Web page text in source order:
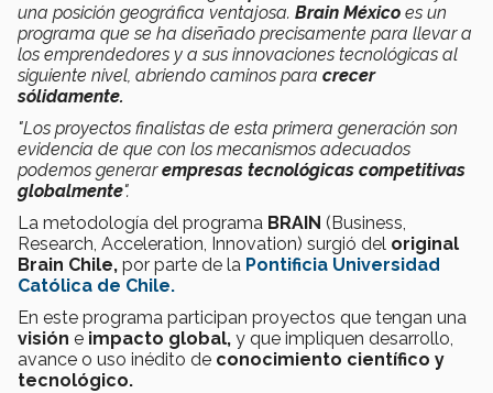
una posición geográfica ventajosa. Brain México es un
programa que se ha diseñado precisamente para llevar a
los emprendedores y a sus innovaciones tecnológicas al
siguiente nivel, abriendo caminos para crecer
sólidamente.
"Los proyectos finalistas de esta primera generación son
evidencia de que con los mecanismos adecuados
podemos generarempresas tecnológicas competitivas
globalmente".
La metodología del programa BRAIN (Business,
Research, Acceleration, Innovation) surgió del original
Brain Chile, por parte de la Pontificia Universidad
Católica de Chile.
En este programa participan proyectos que tengan una
visión e impacto global, y que impliquen desarrollo,
avance o uso inédito de conocimiento científico y
tecnológico.